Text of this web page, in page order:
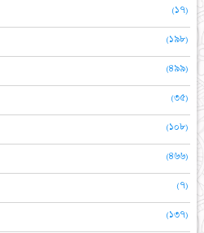
(১৭)
(১৯৮)
(৪৯৯)
(৩৫)
(১০৮)
(৪৬৬)
(৭)
(১৩৭)